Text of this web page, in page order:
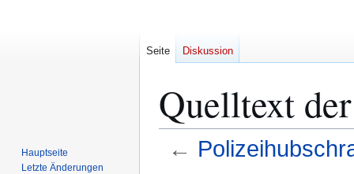
Quelltext
←
Seite Diskussion
Hauptseite
Letzte Änderungen